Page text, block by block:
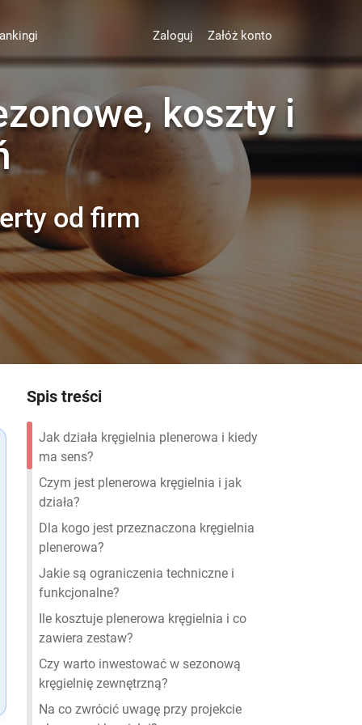
Zaloguj Załóż konto
koszty i
od firm
Spis treści
Jak działa kręgielnia plenerowa i kiedy
ma sens?
Czym jest plenerowa kręgielnia i jak
działa?
Dla kogo jest przeznaczona kręgielnia
plenerowa?
Jakie są ograniczenia techniczne i
funkcjonalne?
Ile kosztuje plenerowa kręgielnia i co
zawiera zestaw?
Czy warto inwestować w sezonową
kręgielnię zewnętrzną?
Na co zwrócić uwagę przy projekcie